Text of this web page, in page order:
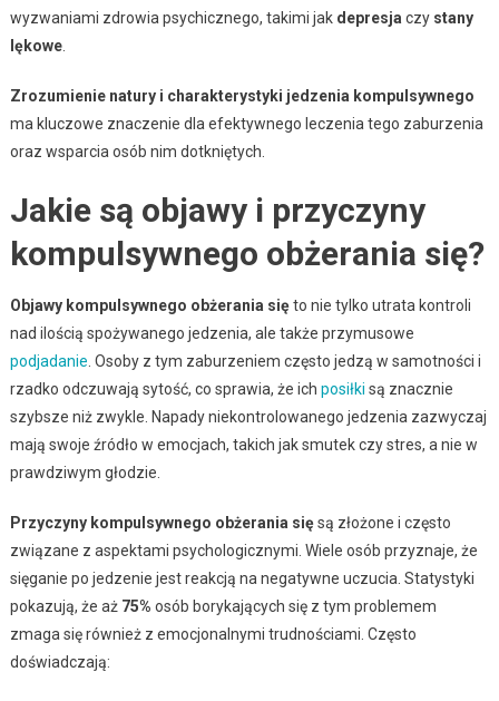
wyzwaniami zdrowia psychicznego, takimi jak depresja czy stany
lękowe.
Zrozumienie natury i charakterystyki jedzenia kompulsywnego
ma kluczowe znaczenie dla efektywnego leczenia tego zaburzenia
oraz wsparcia osób nim dotkniętych.
Jakie są objawy i przyczyny
kompulsywnego obżerania się?
Objawy kompulsywnego obżerania sięto nie tylko utrata kontroli
nad ilością spożywanego jedzenia, ale także przymusowe
podjadanie . Osoby z tym zaburzeniem często jedzą w samotności i
rzadko odczuwają sytość, co sprawia, że ich posiłki są znacznie
szybsze niż zwykle. Napady niekontrolowanego jedzenia zazwyczaj
mają swoje źródło w emocjach, takich jak smutek czy stres, a nie w
prawdziwym głodzie.
Przyczyny kompulsywnego obżerania sięsą złożone i często
związane z aspektami psychologicznymi. Wiele osób przyznaje, że
sięganie po jedzenie jest reakcją na negatywne uczucia. Statystyki
pokazują, że aż 75% osób borykających się z tym problemem
zmaga się również z emocjonalnymi trudnościami. Często
doświadczają: